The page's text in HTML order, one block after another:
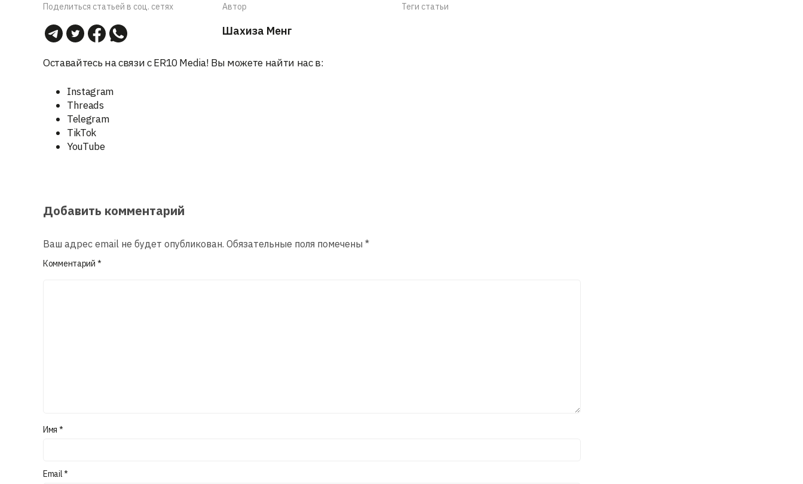
Поделиться статьей в соц. сетях Автор
Шахиза Менг
Теги статьи
Оставайтесь на связи с ER10 Media! Вы можете найти нас в:
Instagram
Threads
Telegram
TikTok
YouTube
Добавить комментарий
Ваш адрес email не будет опубликован. Обязательные поля помечены *
Комментарий *
Имя *
Email*